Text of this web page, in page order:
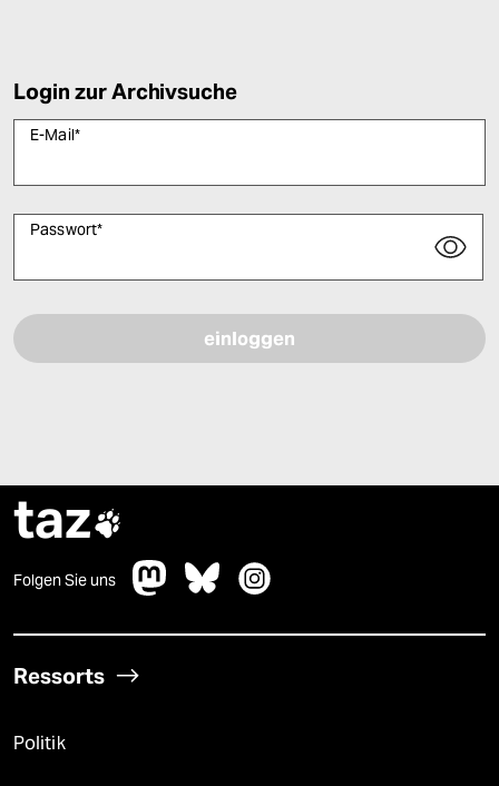
Login zur Archivsuche
E-Mail*
Passwort*
taz
Folgen Sie uns
Ressorts
Politik